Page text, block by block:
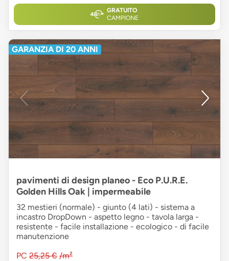
GRATUITO
CAMPIONE
GARANZIA DI 20 ANNI
pavimenti di design planeo - Eco P.U.R.E.
Golden Hills Oak | impermeabile
32 mestieri (normale) - giunto (4 lati) - sistema a
incastro DropDown - aspetto legno - tavola larga -
resistente - facile installazione - ecologico - di facile
manutenzione
PC 25,25 € /m²